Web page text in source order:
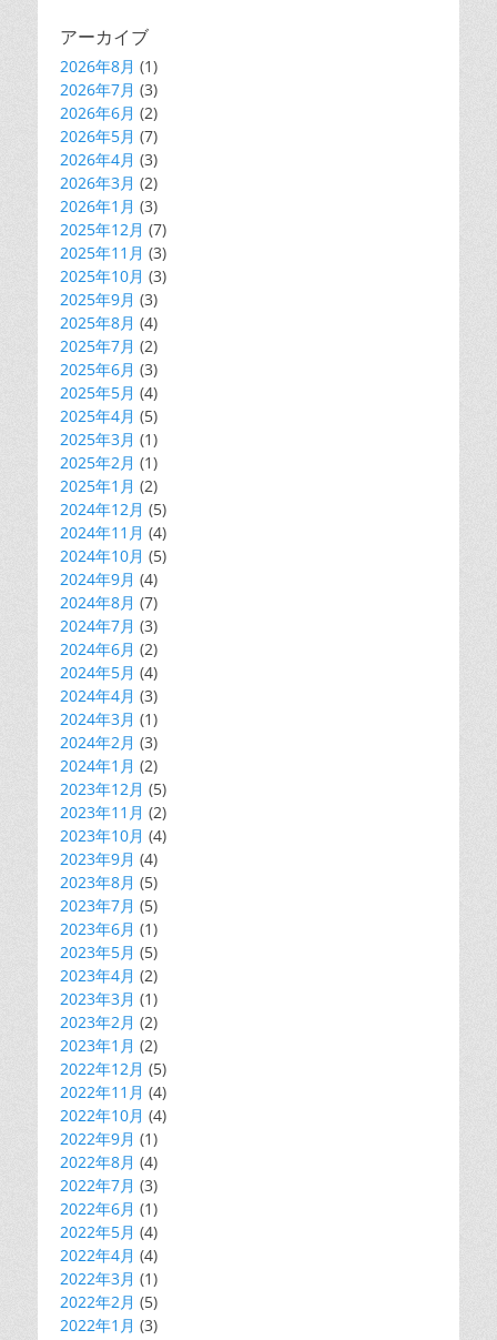
アーカイブ
2026年8月 (1)
2026年7月 (3)
2026年6月 (2)
2026年5月 (7)
2026年4月 (3)
2026年3月 (2)
2026年1月 (3)
2025年12月 (7)
2025年11月 (3)
2025年10月 (3)
2025年9月 (3)
2025年8月 (4)
2025年7月 (2)
2025年6月 (3)
2025年5月 (4)
2025年4月 (5)
2025年3月 (1)
2025年2月 (1)
2025年1月 (2)
2024年12月 (5)
2024年11月 (4)
2024年10月 (5)
2024年9月 (4)
2024年8月 (7)
2024年7月 (3)
2024年6月 (2)
2024年5月 (4)
2024年4月 (3)
2024年3月 (1)
2024年2月 (3)
2024年1月 (2)
2023年12月 (5)
2023年11月 (2)
2023年10月 (4)
2023年9月 (4)
2023年8月 (5)
2023年7月 (5)
2023年6月 (1)
2023年5月 (5)
2023年4月 (2)
2023年3月 (1)
2023年2月 (2)
2023年1月 (2)
2022年12月 (5)
2022年11月 (4)
2022年10月 (4)
2022年9月 (1)
2022年8月 (4)
2022年7月 (3)
2022年6月 (1)
2022年5月 (4)
2022年4月 (4)
2022年3月 (1)
2022年2月 (5)
2022年1月 (3)